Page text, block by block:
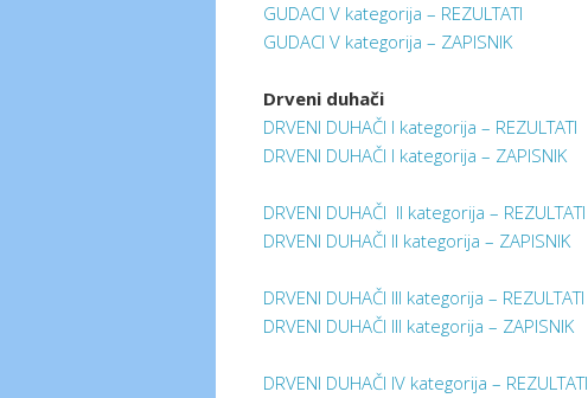
GUDACI V kategorija – REZULTATI
GUDACI V kategorija – ZAPISNIK
Drveni duhači
DRVENI DUHAČI I kategorija – REZULTATI
DRVENI DUHAČI I kategorija – ZAPISNIK
DRVENI DUHAČI II kategorija – REZULTATI
DRVENI DUHAČI II kategorija – ZAPISNIK
DRVENI DUHAČI III kategorija – REZULTATI
DRVENI DUHAČI III kategorija – ZAPISNIK
DRVENI DUHAČI IV kategorija – REZULTATI